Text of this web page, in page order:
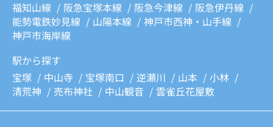
福知山線
阪急宝塚本線 阪急今津線
阪急伊丹線
能勢電鉄妙見線
山陽本線
神戸市西神・山手線
神戸市海岸線
駅から探す
宝塚
中山寺 宝塚南口 逆瀬川 山本
小林
清荒神
売布神社 中山観音 雲雀丘花屋敷